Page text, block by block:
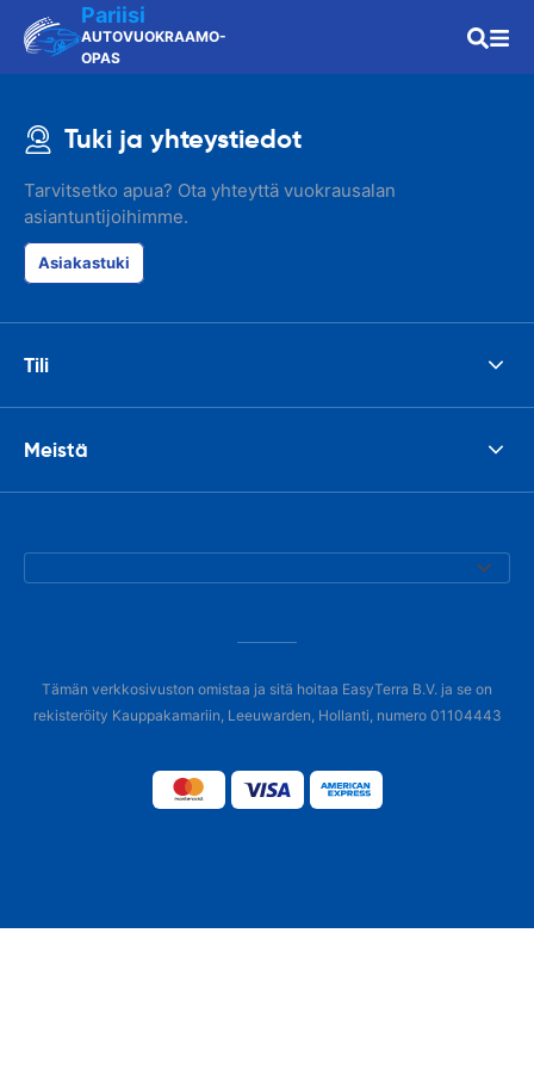
Pariisi
AUTOVUOKRAAMO-
OPAS
Tuki ja yhteystiedot
Tarvitsetko apua? Ota yhteyttä vuokrausalan
asiantuntijoihimme.
Asiakastuki
Tili
Meistä
Tämän verkkosivuston omistaa ja sitä hoitaa EasyTerra B.V. ja se on
rekisteröity Kauppakamariin, Leeuwarden, Hollanti, numero 01104443